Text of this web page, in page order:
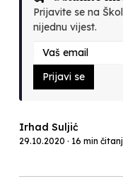
Prijavite se na
nijednu vijest.
Prijavi se
Irhad Suljić
29.10.2020 · 16 min